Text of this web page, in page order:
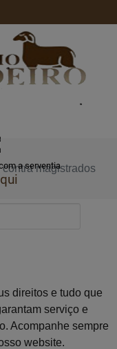
a serventia
magistrados
DAS
direitos e tudo que
serviço e
Acompanhe sempre
website.